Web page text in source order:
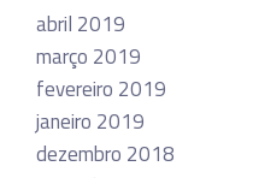
abril 2019
março 2019
fevereiro 2019
janeiro 2019
dezembro 2018